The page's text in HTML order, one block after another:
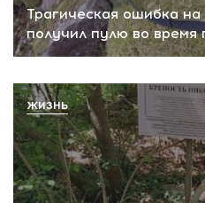
Трагическая ошибка
получил пулю во время
ЖИЗНЬ